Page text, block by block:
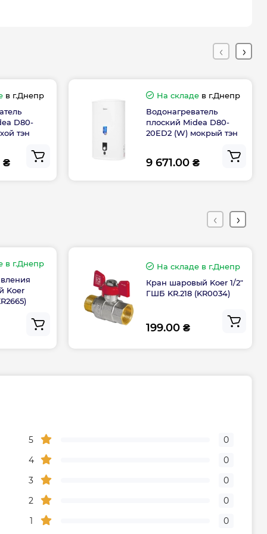
Китай
размеры, вес
37,8
1080
300
центра
в г.Днепр
D80-
тэн
₴
На складев г.Днепр
Водонагреватель
плоский Midea D80-
20ED2 (W) мокрый тэн
9 671.00 ₴
в г.Днепр
Koer
На складев г.Днепр
Кран шаровый Koer 1/2"
ГШБ KR.218 (KR0034)
199.00 ₴
5
0
4
0
3
0
2
0
1
0